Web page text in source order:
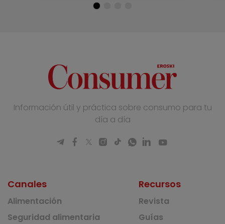
Información útil y práctica sobre consumo para tu
día a día
Canales
Alimentación
Seguridad alimentaria
Recursos
Revista
Guías